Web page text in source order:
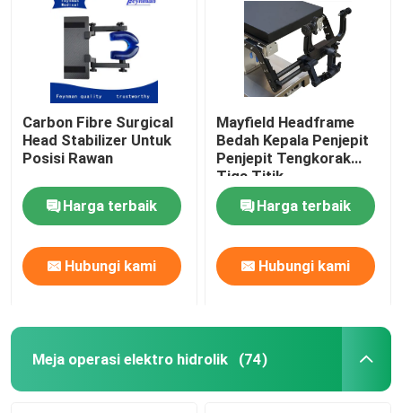
Rumah
Tentang kita
Carbon Fibre Surgical
Head Stabilizer Untuk
Posisi Rawan
Harga terbaik
Hubungi kami
Mayfield Headframe
Bedah Kepala Penjepit
Penjepit Tengkorak
Tiga Titik
Harga terbaik
Hubungi kami
Meja operasi elektro hidrolik (74)